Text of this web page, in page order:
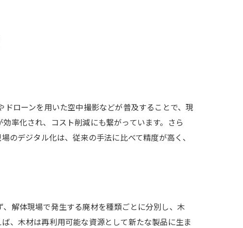
ローンを用いた空中撮影などが普及することで、現
率化され、コスト削減にも繋がっています。さら
のデジタル化は、従来の手法に比べて精度が高く、
解体現場で発生する廃材を種類ごとに分別し、木
、木材は再利用可能な資源として新たな製品に生ま